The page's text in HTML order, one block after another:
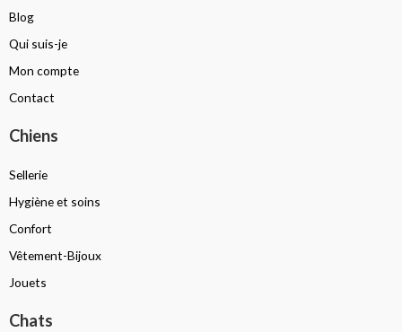
Blog
Qui suis-je
Mon compte
Contact
Chiens
Sellerie
Hygiène et soins
Confort
Vêtement-Bijoux
Jouets
Chats